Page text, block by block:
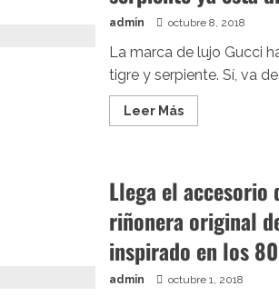
que
llegan
el
Día
Mundial
Cáncer
de
Mama
admin octubre 8, 2018
La marca de lujo Gucci
tigre y serpiente. Sí, va
Leer MásLeer
más
anillo
Gucci
tigre
con
cuerpo
de
serpiente
ya
está
Llega el accesorio
riñonera original
inspirado en los 80
admin octubre 1, 2018